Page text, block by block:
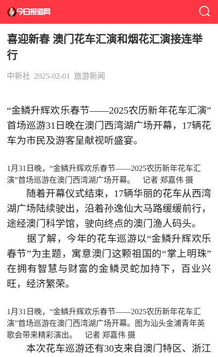
喜迎新春 澳门花车汇演和烟花汇演接连举
行
中新社 2025-02-01 旅游新闻
“金鳞升辉欢乐春节——2025农历新年花车汇演”
首场巡游31日晚在澳门西湾湖广场开幕，17辆花
车为市民及游客呈献视听盛宴。
1月31日晚，“金鳞升辉欢乐春节——2025农历新年花车汇
演”首场巡游在澳门西湾湖广场开幕。 记者 郑嘉伟 摄
随着开幕仪式结束，17辆华丽的花车从西湾
湖广场陆续驶出，沿着孙逸仙大马路缓缓前行，
途经澳门科学馆，驶向终点的澳门渔人码头。
据了解，今年的花车巡游以“金鳞升辉欢乐
春节”为主题，寓意澳门这颗祖国的“掌上明珠”
在拥有智慧与财富的金鳞灵蛇加持下，百业兴
旺，经济繁荣。
1月31日晚，“金鳞升辉欢乐春节——2025农历新年花车汇
演”首场巡游在澳门西湾湖广场开幕。图为汕头金浦青年英
歌会带来精彩演出。 记者 郑嘉伟 摄
本次花车巡游还有30支来自澳门特区、浙江